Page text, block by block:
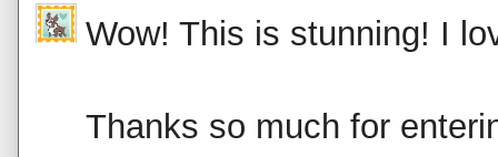
Wow! This is stunning! I
Thanks so much for